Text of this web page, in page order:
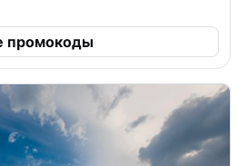
промокоды